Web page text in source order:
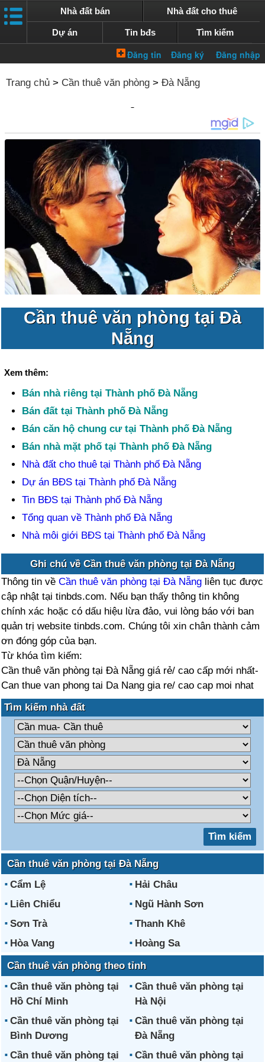
Nhà đất bán Nhà đất cho thuê
Dự án Tin bđs Tìm kiếm
Trang chủ > Cần thuê văn phòng > Đà Nẵng
Cần thuê văn phòng tại Đà
Nẵng
Xem thêm:
Bán nhà riêng tại Thành phố Đà Nẵng
Bán đất tại Thành phố Đà Nẵng
Bán căn hộ chung cư tại Thành phố Đà Nẵng
Bán nhà mặt phố tại Thành phố Đà Nẵng
Nhà đất cho thuê tại Thành phố Đà Nẵng
Dự án BĐS tại Thành phố Đà Nẵng
Tin BĐS tại Thành phố Đà Nẵng
Tổng quan về Thành phố Đà Nẵng
Nhà môi giới BĐS tại Thành phố Đà Nẵng
Ghi chú về Cần thuê văn phòng tại Đà Nẵng
Thông tin vềCần thuê văn phòng tại Đà Nẵng liên tục được
cập nhật tại tinbds.com. Nếu bạn thấy thông tin không
chính xác hoặc có dấu hiệu lừa đảo, vui lòng báo với ban
quản trị website tinbds.com. Chúng tôi xin chân thành cảm
ơn đóng góp của bạn.
Từ khóa tìm kiếm:
Cần thuê văn phòng tại Đà Nẵng giá rẻ/ cao cấp mới nhất-
Can thue van phong tai Da Nang gia re/ cao cap moi nhat
Tìm kiếm nhà đất
Cần thuê văn phòng tại Đà Nẵng
Cẩm Lệ
Hải Châu
Liên Chiểu
Ngũ Hành Sơn
Sơn Trà
Thanh Khê
Hòa Vang
Hoàng Sa
Cần thuê văn phòng theo tỉnh
Cần thuê văn phòng tại
Hồ Chí Minh
Cần thuê văn phòng tại
Hà Nội
Cần thuê văn phòng tại
Bình Dương
Cần thuê văn phòng tại
Đà Nẵng
Cần thuê văn phòng tại
Cần thuê văn phòng tại